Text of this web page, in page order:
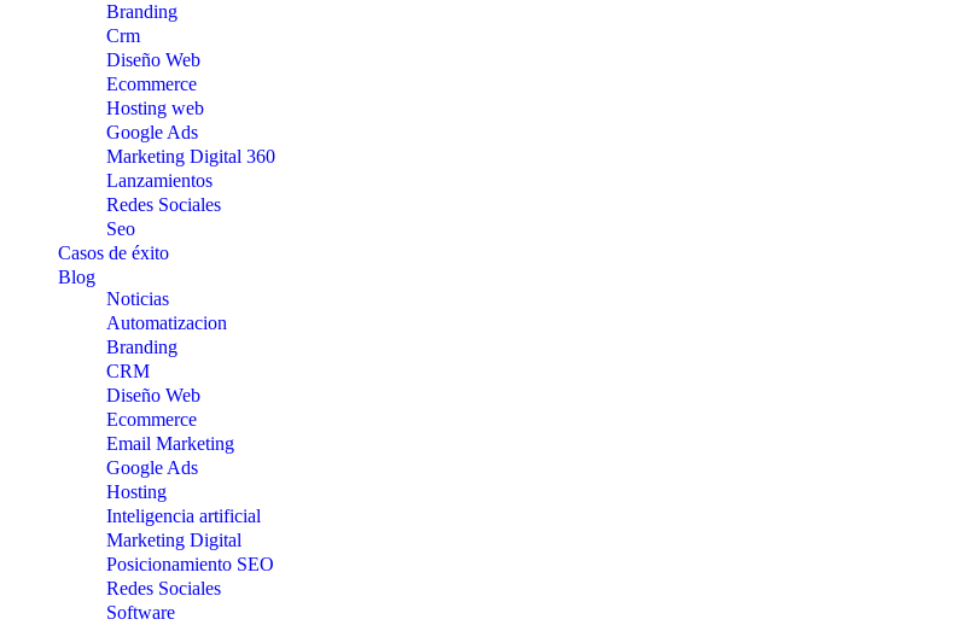
Branding
Crm
Diseño Web
Ecommerce
Hosting web
Google Ads
Marketing Digital 360
Lanzamientos
Redes Sociales
Seo
Casos de éxito
Blog
Noticias
Automatizacion
Branding
CRM
Diseño Web
Ecommerce
Email Marketing
Google Ads
Hosting
Inteligencia artificial
Marketing Digital
Posicionamiento SEO
Redes Sociales
Software